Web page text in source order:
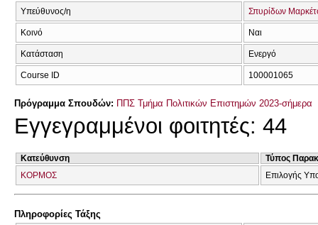
Υπεύθυνος/η Σπυρίδων
Κοινό Ναι
Κατάσταση Ενεργό
Course ID 100001065
Πρόγραμμα Σπουδών: ΠΠΣ Τμήμα Πολιτικών Επιστημών 2023-σήμερα
Εγγεγραμμένοι φοιτητές: 44
Κατεύθυνση
Τύπος
ΚΟΡΜΟΣ
Επιλογής
Πληροφορίες Τάξης